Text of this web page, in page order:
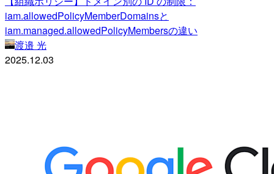
iam.allowedPolicyMemberDomainsと
iam.managed.allowedPolicyMembersの違い
渡邉 光
2025.12.03